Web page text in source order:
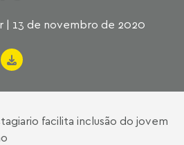
| 13 de novembro de 2020
facilita inclusão do jovem